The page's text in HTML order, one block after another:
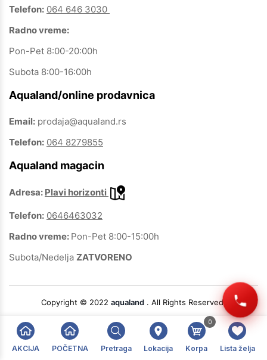
AKCIJA POČETNA Pretraga Lokacija Korpa
0
Lista želja
Telefon: 064 646 3030
Radno vreme:
Pon-Pet 8:00-20:00h
Subota 8:00-16:00h
Aqualand/online prodavnica
Email: prodaja@aqualand.rs
Telefon: 064 8279855
Aqualand magacin
Adresa: Plavi horizonti
Telefon: 0646463032
Radno vreme: Pon-Pet 8:00-15:00h
Subota/Nedelja ZATVORENO
Copyright © 2022 aqualand . All Rights Reserved.